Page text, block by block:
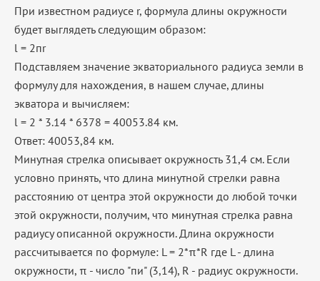
При известном радиусе r, формула длины окружности
будет выглядеть следующим образом:
l = 2пr
Подставляем значение экваториального радиуса земли в
формулу для нахождения, в нашем случае, длины
экватора и вычисляем:
l = 2 * 3.14 * 6378 = 40053.84 км.
Ответ: 40053,84 км.
Минутная стрелка описывает окружность 31,4 см. Если
условно принять, что длина минутной стрелки равна
расстоянию от центра этой окружности до любой точки
этой окружности, получим, что минутная стрелка равна
радиусу описанной окружности. Длина окружности
рассчитывается по формуле: L = 2*π*R где L - длина
окружности, π - число "пи" (3,14), R - радиус окружности.